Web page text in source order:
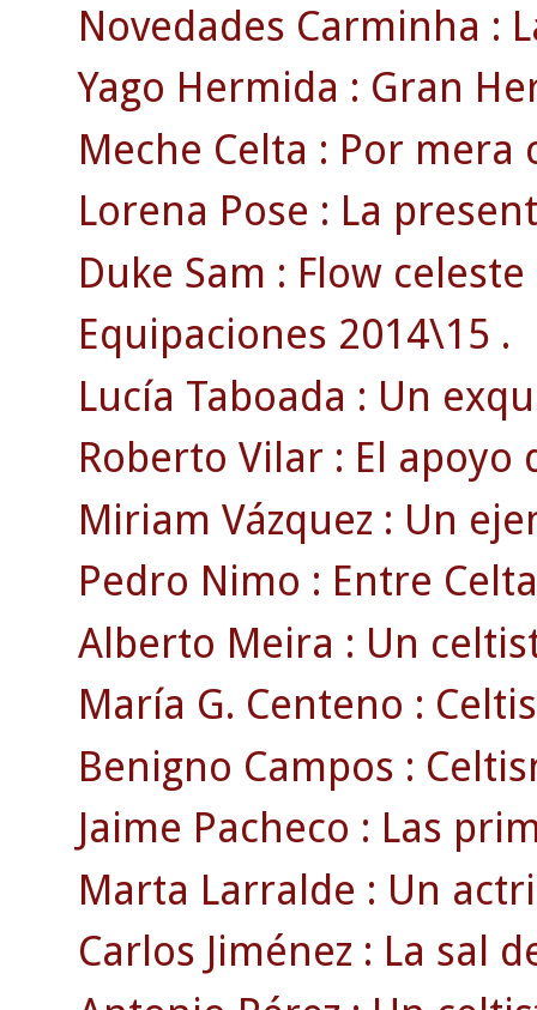
Novedades Carminha :
Yago Hermida : Gran
Meche Celta : Por mera
Lorena Pose : La
Duke Sam : Flow celeste
Equipaciones 2014\15 .
Lucía Taboada : Un
Roberto Vilar : El apoyo
Miriam Vázquez : Un
Pedro Nimo : Entre
Alberto Meira : Un
María G. Centeno :
Benigno Campos :
Jaime Pacheco : Las
Marta Larralde : Un
Carlos Jiménez : La sal